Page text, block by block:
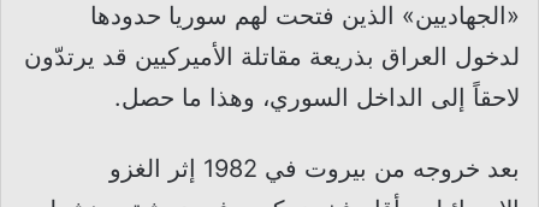
«الجهاديين» الذين فتحت لهم سوريا حدودها
لدخول العراق بذريعة مقاتلة الأميركيين قد يرتدّون
لاحقاً إلى الداخل السوري، وهذا ما حصل.
بعد خروجه من بيروت في 1982 إثر الغزو